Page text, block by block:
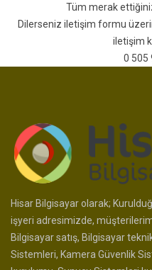
Tüm merak
Dilerseniz iletişim formu
iletişim
0 505
Hisar Bilgisayar olarak;
işyeri adresimizde,
Bilgisayar satış, Bilgisayar
Sistemleri, Kamera Güvenlik